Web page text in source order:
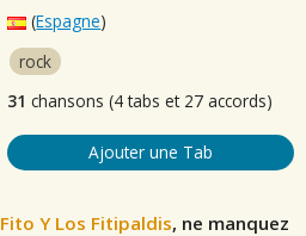
(Espagne)
rock
31 chansons (4 tabs et 27 accords)
Ajouter une Tab
Fito Y Los Fitipaldis, ne manquez